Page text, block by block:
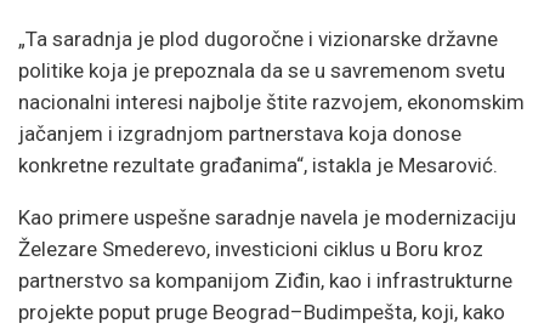
„Ta saradnja je plod dugoročne i vizionarske državne
politike koja je prepoznala da se u savremenom svetu
nacionalni interesi najbolje štite razvojem, ekonomskim
jačanjem i izgradnjom partnerstava koja donose
konkretne rezultate građanima“, istakla je Mesarović.
Kao primere uspešne saradnje navela je modernizaciju
Železare Smederevo, investicioni ciklus u Boru kroz
partnerstvo sa kompanijom Ziđin, kao i infrastrukturne
projekte poput pruge Beograd–Budimpešta, koji, kako